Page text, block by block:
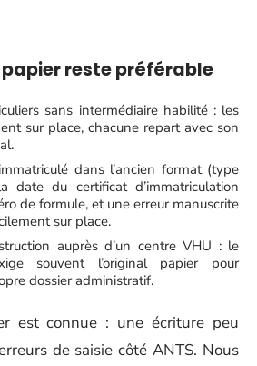
papier reste préférable
sans intermédiaire habilité : les
sur place, chacune repart avec son
dans l’ancien format (type
du certificat d’immatriculation
de formule, et une erreur manuscrite
sur place.
auprès d’un centre VHU : le
souvent l’original papier pour
dossier administratif.
est connue : une écriture peu
de saisie côté ANTS. Nous